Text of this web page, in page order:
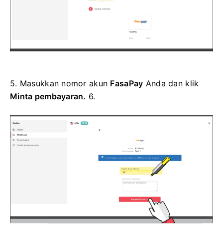
5. Masukkan nomor akun FasaPay Andadan klik
Minta pembayaran. 6.